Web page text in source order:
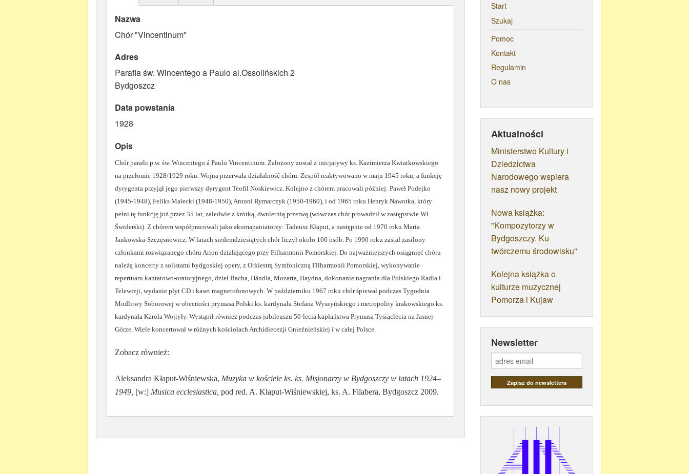
Nazwa
Chór "Vincentinum"
Adres
Parafia św. Wincentego a Paulo al.Ossolińskich 2
Bydgoszcz
Data powstania
1928
Opis
Chór parafii p.w. św. Wincentego á Paulo Vincentinum. Założony został z inicjatywy ks. Kazimierza Kwiatkowskiego
na przełomie 1928/1929 roku. Wojna przerwała działalność chóru. Zespół reaktywowano w maju 1945 roku, a funkcję
dyrygenta przyjął jego pierwszy dyrygent Teofil Noskiewicz. Kolejno z chórem pracowali później: Paweł Podejko
(1945-1948), Feliks Małecki (1948-1950), Antoni Rymarczyk (1950-1960), i od 1965 roku Henryk Nawotka, który
pełni tę funkcję już przez 35 lat, zaledwie z krótką, dwuletnią przerwą (wówczas chór prowadził w zastępstwie Wł.
Świderski). Z chórem współpracowali jako akomapaniatorzy: Tadeusz Kłaput, a następnie od 1970 roku Maria
Jankowska-Szczęsnowicz. W latach siedemdziesiątych chór liczył około 100 osób. Po 1990 roku zastał zasilony
członkami rozwiązanego chóru Arion działającego przy Filharmonii Pomorskiej. Do najważniejszych osiągnięć chóru
należą koncerty z solistami bydgoskiej opery, z Orkiestrą Symfoniczną Filharmonii Pomorskiej, wykonywanie
repertuaru kantatowo-oratoryjnego, dzieł Bacha, Händla, Mozarta, Haydna, dokonanie nagrania dla Polskiego Radia i
Telewizji, wydanie płyt CD i kaset magnetofonowych. W październiku 1967 roku chór śpiewał podczas Tygodnia
Modlitwy Soborowej w obecności prymasa Polski ks. kardynała Stefana Wyszyńskiego i metropolity krakowskiego ks.
kardynała Karola Wojtyły. Wystąpił również podczas jubileuszu 50-lecia kapłaństwa Prymasa Tysiąclecia na Jasnej
Górze. Wiele koncertował w różnych kościołach Archidiecezji Gnieźnieńskiej i w całej Polsce.
Zobacz również:
Aleksandra Kłaput-Wiśniewska, Muzyka w kościele ks. ks. Misjonarzy w Bydgoszczy w latach 1924–
1949, [w:] Musica ecclesiastica, pod red. A. Kłaput-Wiśniewskiej, ks. A. Filabera, Bydgoszcz 2009.
Start
Szukaj
Pomoc
Kontakt
Regulamin
O nas
Aktualności
Ministerstwo Kultury i
Dziedzictwa
Narodowego wspiera
nasz nowy projekt
Nowa książka:
"Kompozytorzy w
Bydgoszczy. Ku
twórczemu środowisku"
Kolejna książka o
kulturze muzycznej
Pomorza i Kujaw
Newsletter